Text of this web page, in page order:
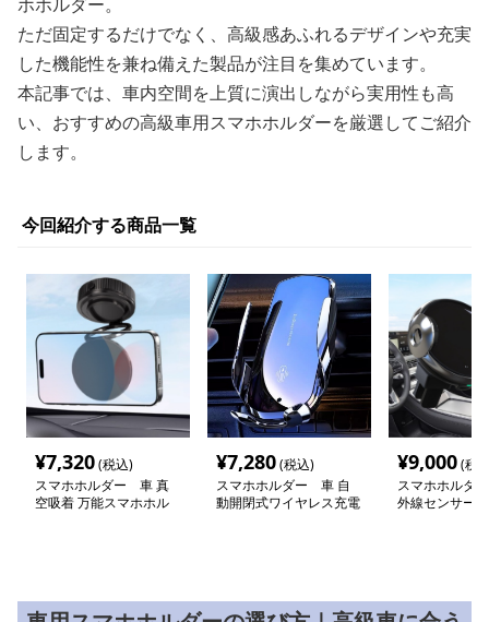
ただ固定するだけでなく、高級感あふれるデザインや充実
した機能性を兼ね備えた製品が注目を集めています。
本記事では、車内空間を上質に演出しながら実用性も高
い、おすすめの高級車用スマホホルダーを厳選してご紹介
します。
今回紹介する商品一覧
¥7,320(税込)
スマホホルダー 車 真
空吸着 万能スマホホル
¥7,280(税込)
スマホホルダー 車 自
動開閉式ワイヤレス充電
¥9,000(税
スマホホルダ
外線センサー